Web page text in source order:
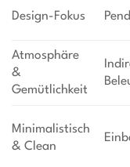
Design-Fokus
Atmosphäre
&
Gemütlichkeit
Minimalistisch
& Clean